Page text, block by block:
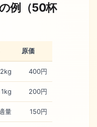
例（50杯
原価
2kg 400円
1kg 200円
量 150円